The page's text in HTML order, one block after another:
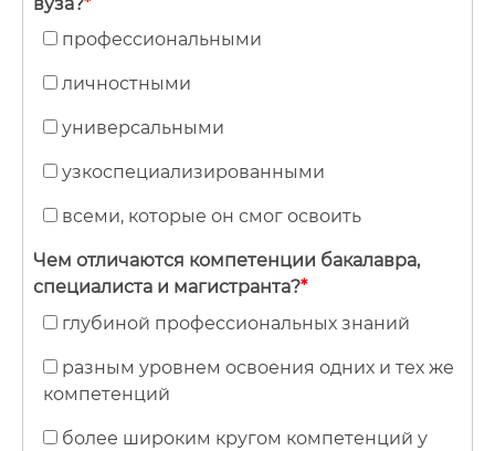
профессиональными
личностными
универсальными
узкоспециализированными
всеми, которые он смог освоить
Чем отличаются компетенции бакалавра,
специалиста и магистранта?*
глубиной профессиональных знаний
разным уровнем освоения одних и тех же
компетенций
более широким кругом компетенций у